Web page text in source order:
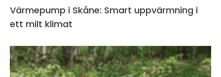
Värmepump i Skåne: Smart uppvärmning i
ett milt klimat